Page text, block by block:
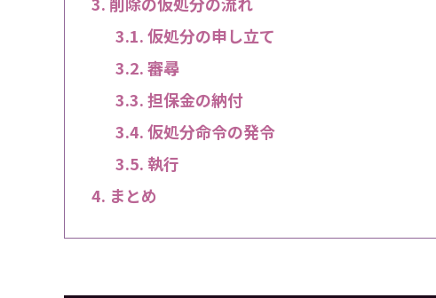
仮処分の申し立て
審尋
担保金の納付
仮処分命令の発令
執行
まとめ